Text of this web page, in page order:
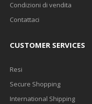
Condizioni di vendita
Contattaci
CUSTOMER SERVICES
Resi
Secure Shopping
International Shipping